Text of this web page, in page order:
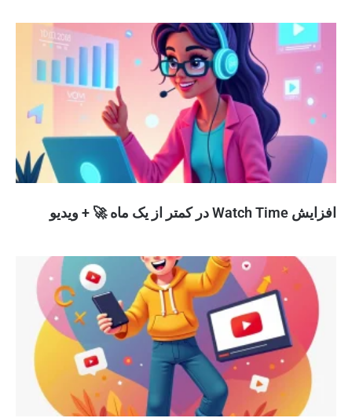
افزایش Watch Time در کمتر از یک ماه 🚀 + ویدیو